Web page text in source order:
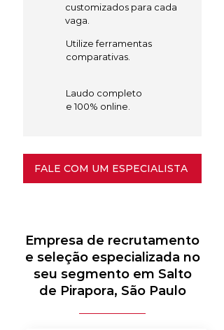
customizados para cada
vaga.
Utilize ferramentas
comparativas.
Laudo completo
e 100% online.
FALE COM UM ESPECIALISTA
Empresa de recrutamento
e seleção especializada no
seu segmento em Salto
de Pirapora, São Paulo